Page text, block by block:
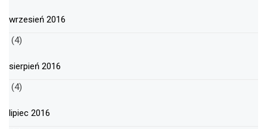
wrzesień 2016
(4)
sierpień 2016
(4)
lipiec 2016